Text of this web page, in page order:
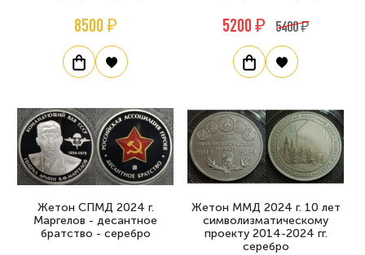
8500 ₽ 5200 ₽ 5400 ₽
Жетон СПМД 2024 г.
Маргелов - десантное
братство - серебро
Жетон ММД 2024 г. 10 лет
символизматическому
проекту 2014-2024 гг.
серебро